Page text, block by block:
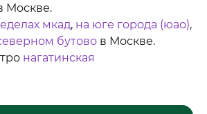
Москве.
мкад, на юге города (юао),
бутово в Москве.
нагатинская